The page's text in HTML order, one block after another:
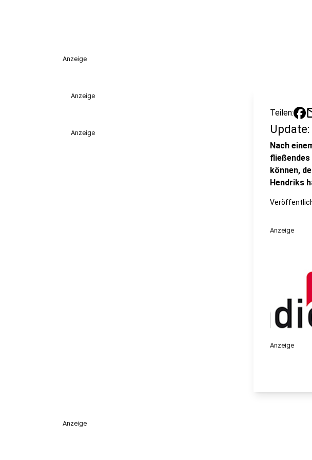
Anzeige
Anzeige
Anzeige
Teilen:
Nach
können,
Hendriks
Anzeige
Anzeige
Anzeige